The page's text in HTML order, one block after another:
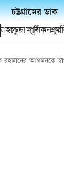
চট্টগ্রামের ডাক
এমপি
পূর্ব মনপুরায়
রহমানের আগমনকে